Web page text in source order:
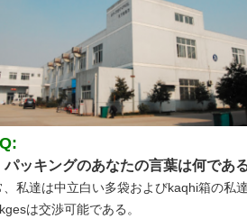
パッキングのあなたの言葉は何である
、私達は中立白い多袋およびkaqhi箱の私
は交渉可能である。